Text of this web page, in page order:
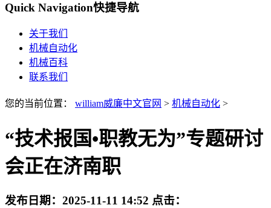
Quick Navigation快捷导航
关于我们
机械自动化
机械百科
联系我们
您的当前位置： william威廉中文官网 > 机械自动化 >
“技术报国•职教无为”专题研讨
会正在济南职
发布日期： 2025-11-11 14:52 点击：